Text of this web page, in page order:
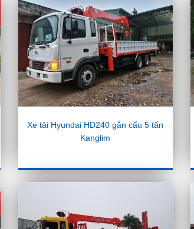
Xe tải Hyundai HD240 gắn cẩu 5 tấn
Kanglim